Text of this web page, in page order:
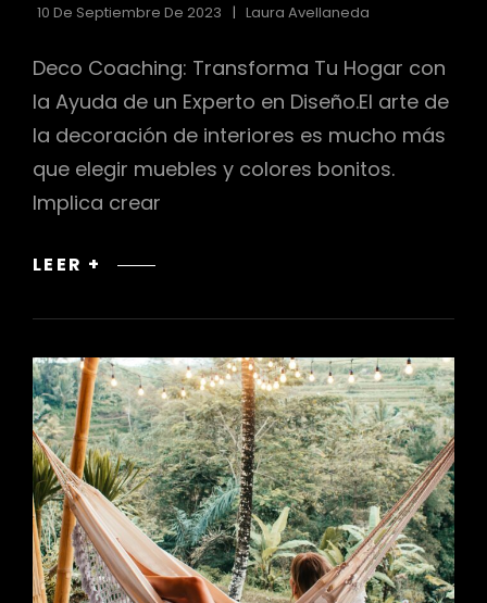
10 De Septiembre De 2023 Laura Avellaneda
Deco Coaching: Transforma Tu Hogar con
la Ayuda de un Experto en Diseño.El arte de
la decoración de interiores es mucho más
que elegir muebles y colores bonitos.
Implica crear
LEER +
DECO
TRANSFORMA
HOGAR
CON
LA
AYUDA
DE
UN
EXPERTO
EN
DISEÑO